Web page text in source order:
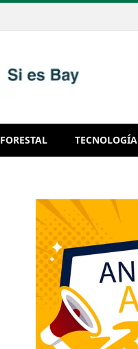
FORESTAL TECNOLOGÍA